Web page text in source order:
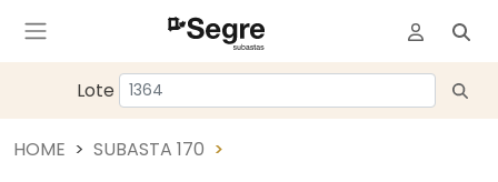
Lote
HOME SUBASTA 170